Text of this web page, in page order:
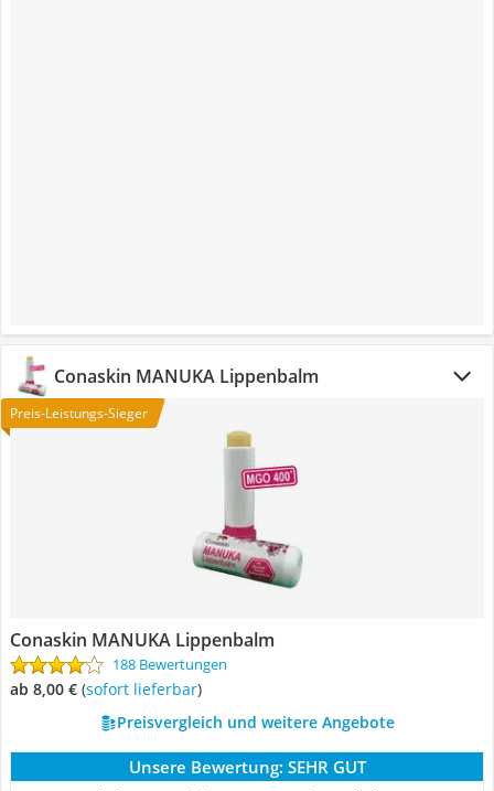
Conaskin MANUKA Lippenbalm
Preis-Leistungs-Sieger
Conaskin MANUKA Lippenbalm
188 Bewertungen
ab 8,00 € ( Sofort lieferbar)
Preisvergleich und weitere Angebote
Unsere Bewertung: SEHR GUT